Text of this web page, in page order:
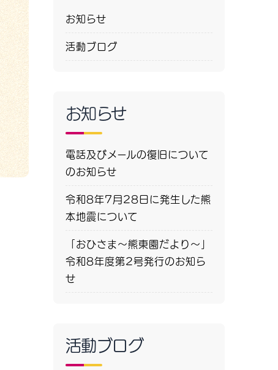
お知らせ
活動ブログ
お知らせ
電話及びメールの復旧について
のお知らせ
令和8年7月28日に発生した熊
本地震について
「おひさま～熊東園だより～」
令和8年度第2号発行のお知ら
せ
活動ブログ